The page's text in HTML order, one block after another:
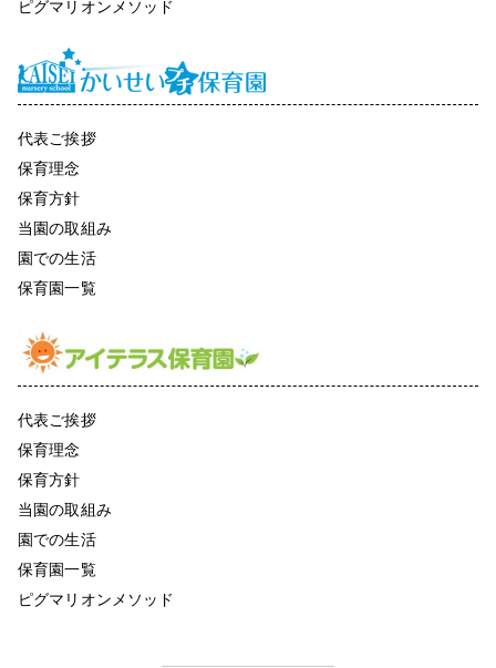
ピグマリオンメソッド
代表ご挨拶
保育理念
保育方針
当園の取組み
園での生活
保育園一覧
代表ご挨拶
保育理念
保育方針
当園の取組み
園での生活
保育園一覧
ピグマリオンメソッド